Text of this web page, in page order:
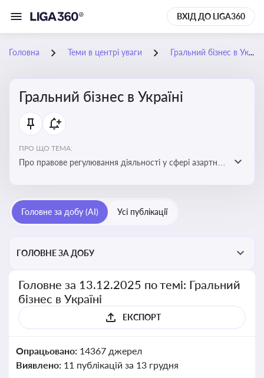
ВХІД ДО LIGA360
Головна Теми в центрі уваги Гральний бізнес в Україні
Гральний бізнес в Україні
ПРО ЩО ТЕМА:
Про правове регулювання діяльності у сфері азартних
реальні кейси
Головне за добу (AI) Усі публікації
ГОЛОВНЕ ЗА ДОБУ
Головне за 13.12.2025 по темі: Гральний
бізнес в Україні
ЕКСПОРТ
Опрацьовано: 14367 джерел
Виявлено: 11 публікацій за 13 грудня